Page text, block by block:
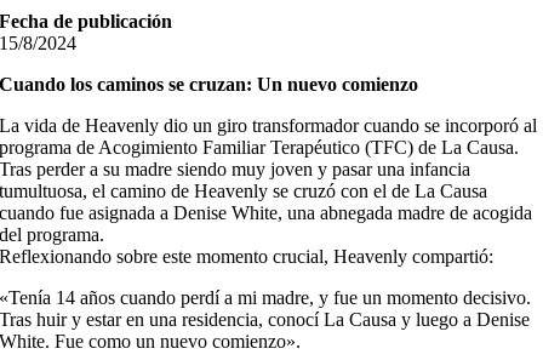
Fecha de publicación
15/8/2024
Cuando los caminos se cruzan: Un nuevo comienzo
La vida de Heavenly dio un giro transformador cuando se incorporó al
programa de Acogimiento Familiar Terapéutico (TFC) de La Causa.
Tras perder a su madre siendo muy joven y pasar una infancia
tumultuosa, el camino de Heavenly se cruzó con el de La Causa
cuando fue asignada a Denise White, una abnegada madre de acogida
del programa.
Reflexionando sobre este momento crucial, Heavenly compartió:
«Tenía 14 años cuando perdí a mi madre, y fue un momento decisivo.
Tras huir y estar en una residencia, conocí La Causa y luego a Denise
White. Fue como un nuevo comienzo».